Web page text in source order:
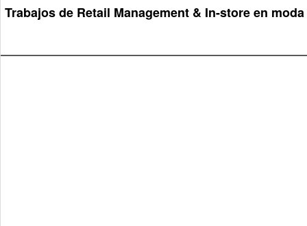
Trabajos de Retail Management & In-store en moda